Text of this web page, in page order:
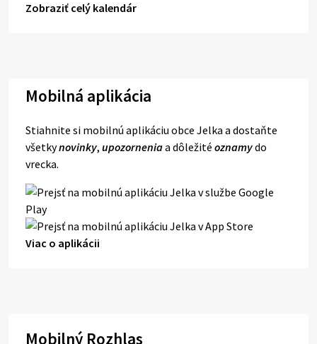
Zobraziť celý kalendár
Mobilná aplikácia
Stiahnite si mobilnú aplikáciu obce Jelka a dostaňte
všetkynovinky, upozorneniaa dôležité oznamydo
vrecka.
Viac o aplikácii
Mobilný Rozhlas